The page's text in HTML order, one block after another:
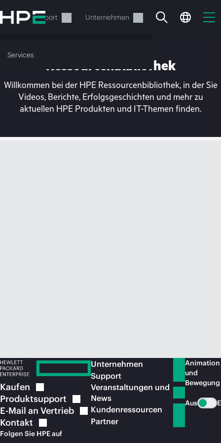
Hauptinhalt
wechseln
Support Unternehmen
Services
Ihr Warenkorb ist aktuell
Ressourcenbibliothek
Willkommen bei der HPE Ressourcenbibliothek, in der Sie
Videos, Berichte, Erfolgsgeschichten und mehr zu
aktuellen HPE Produkten und IT-Themen finden.
Kaufen
Produktsupport
E-Mail an Vertrieb
Kontakt
Folgen Sie HPE auf
Unternehmen
Support
Veranstaltungen und
News
Kundenressourcen
Partner
Animation
und
Bewegung
Aus